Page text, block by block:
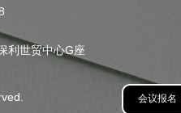
会议报名
利世贸中心G座